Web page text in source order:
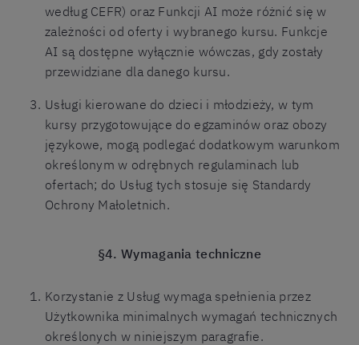
według CEFR) oraz Funkcji AI może różnić się w
zależności od oferty i wybranego kursu. Funkcje
AI są dostępne wyłącznie wówczas, gdy zostały
przewidziane dla danego kursu.
Usługi kierowane do dzieci i młodzieży, w tym
kursy przygotowujące do egzaminów oraz obozy
językowe, mogą podlegać dodatkowym warunkom
określonym w odrębnych regulaminach lub
ofertach; do Usług tych stosuje się Standardy
Ochrony Małoletnich.
§4. Wymagania techniczne
Korzystanie z Usług wymaga spełnienia przez
Użytkownika minimalnych wymagań technicznych
określonych w niniejszym paragrafie.